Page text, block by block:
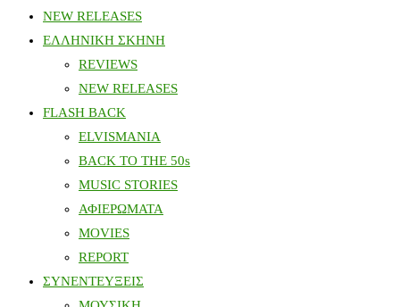
NEW RELEASES
ΕΛΛΗΝΙΚΗ ΣΚΗΝΗ
REVIEWS
NEW RELEASES
FLASH BACK
ELVISMANIA
BACK TO THE 50s
MUSIC STORIES
ΑΦΙΕΡΩΜΑΤΑ
MOVIES
REPORT
ΣΥΝΕΝΤΕΥΞΕΙΣ